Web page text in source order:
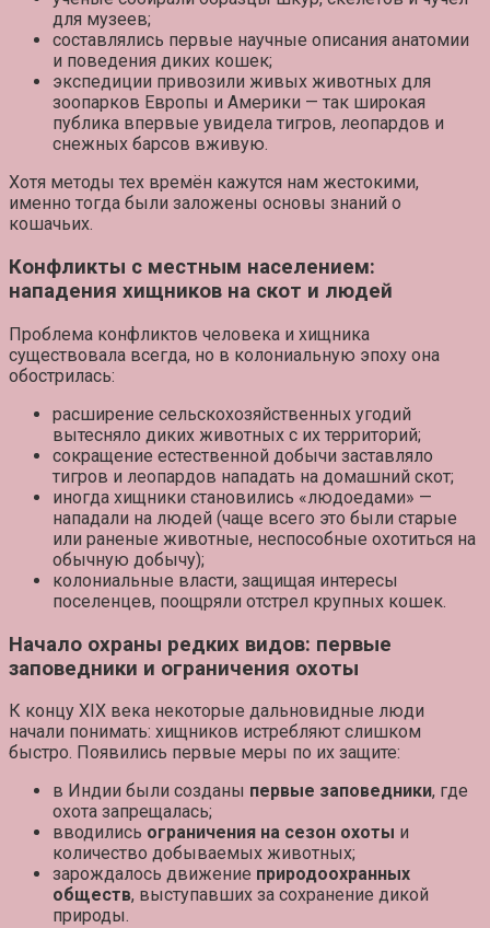
для музеев;
составлялись первые научные описания анатомии
и поведения диких кошек;
экспедиции привозили живых животных для
зоопарков Европы и Америки — так широкая
публика впервые увидела тигров, леопардов и
снежных барсов вживую.
Хотя методы тех времён кажутся нам жестокими,
именно тогда были заложены основы знаний о
кошачьих.
Конфликты с местным населением:
нападения хищников на скот и людей
Проблема конфликтов человека и хищника
существовала всегда, но в колониальную эпоху она
обострилась:
расширение сельскохозяйственных угодий
вытесняло диких животных с их территорий;
сокращение естественной добычи заставляло
тигров и леопардов нападать на домашний скот;
иногда хищники становились «людоедами» —
нападали на людей (чаще всего это были старые
или раненые животные, неспособные охотиться на
обычную добычу);
колониальные власти, защищая интересы
поселенцев, поощряли отстрел крупных кошек.
Начало охраны редких видов: первые
заповедники и ограничения охоты
К концу XIX века некоторые дальновидные люди
начали понимать: хищников истребляют слишком
быстро. Появились первые меры по их защите:
в Индии были созданы первые заповедники, где
охота запрещалась;
вводились ограничения на сезон охоты и
количество добываемых животных;
зарождалось движение природоохранных
обществ, выступавших за сохранение дикой
природы.